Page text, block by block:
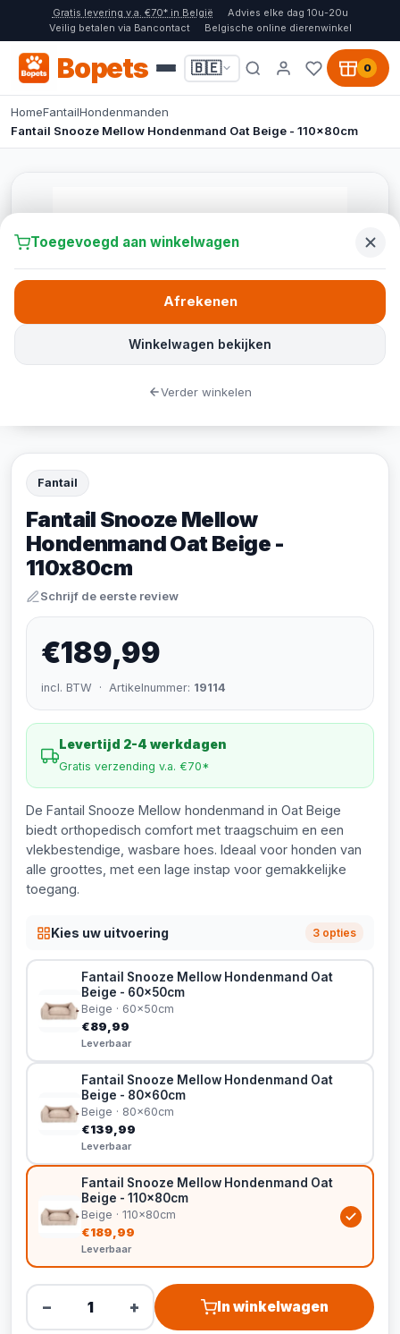
Gratis levering v.a. €70* in België
Advies elke dag 10u-20u
Veilig betalen via Bancontact
Belgische online dierenwinkel
Bopets 🇧🇪 0
HomeFantailHondenmanden
Fantail Snooze Mellow Hondenmand Oat Beige - 110x80cm
Fantail
Fantail Snooze Mellow
Hondenmand Oat Beige -
110x80cm
Schrijf de eerste review
€189,99
incl. BTW · Artikelnummer: 19114
Levertijd 2-4 werkdagen
Gratis verzending v.a. €70*
De Fantail Snooze Mellow hondenmand in Oat Beige
biedt orthopedisch comfort met traagschuim en een
vlekbestendige, wasbare hoes. Ideaal voor honden van
alle groottes, met een lage instap voor gemakkelijke
toegang.
Kies uw uitvoering 3 opties
Fantail Snooze Mellow Hondenmand Oat
Beige - 60x50cm
Beige · 60x50cm
€89,99
Leverbaar
Fantail Snooze Mellow Hondenmand Oat
Beige - 80x60cm
Beige · 80x60cm
€139,99
Leverbaar
Fantail Snooze Mellow Hondenmand Oat
Beige - 110x80cm
Beige · 110x80cm
€189,99
Leverbaar
− + In winkelwagen
Toegevoegd aan winkelwagen
Winkelwagen bekijken
Afrekenen
Verder winkelen